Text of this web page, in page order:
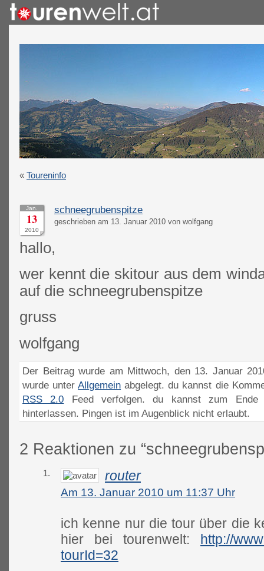
« Toureninfo
Jan.
13
2010
schneegrubenspitze
geschrieben am 13. Januar 2010 von wolfgang
hallo,
wer kennt die skitour aus dem
auf die schneegrubenspitze
gruss
wolfgang
Der Beitrag wurde am Mittwoch, den 13. Januar
wurde unterAllgemein abgelegt. du kannst die
RSS 2.0 Feed verfolgen. du kannst zum Ende
hinterlassen. Pingen ist im Augenblick nicht erlaubt.
2 Reaktionen zu
1. router
Am 13. Januar 2010 um 11:37 Uhr
ich kenne nur die tour über die
hier bei tourenwelt: http://
tourId=32